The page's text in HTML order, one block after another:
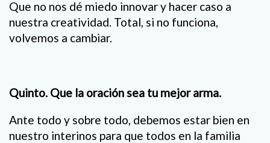
Que no nos dé miedo innovar y hacer caso a
nuestra creatividad. Total, si no funciona,
volvemos a cambiar.
Quinto. Que la oración sea tu mejor arma.
Ante todo y sobre todo, debemos estar bien en
nuestro interinos para que todos en la familia